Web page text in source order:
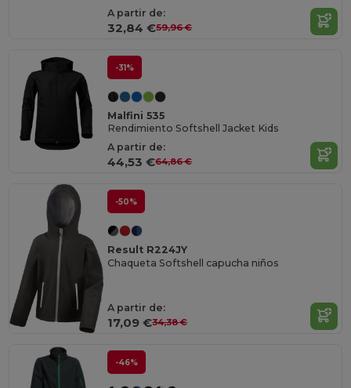
A partir de:
32,84 €59,96 €
-31%
Malfini 535
Rendimiento Softshell Jacket Kids
A partir de:
44,53 €64,86 €
-50%
Result R224JY
Chaqueta Softshell capucha niños
A partir de:
17,09 €34,38 €
-46%